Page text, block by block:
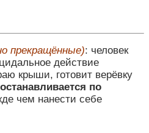
прекращённые): человек
действие
крыши, готовит верёвку
останавливается по
чем нанести себе